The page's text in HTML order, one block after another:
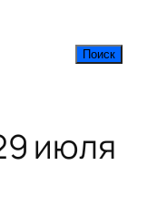
Поиск
Поиск
июля